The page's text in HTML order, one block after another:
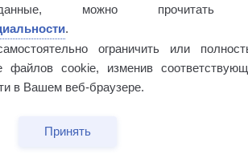
данные, можно прочитать
.
ограничить или
файлов cookie, изменив
в Вашем веб-браузере.
Принять